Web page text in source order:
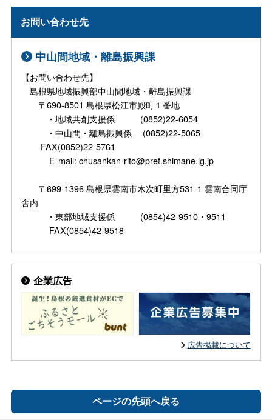
お問い合わせ先
中山間地域・離島振興課
【お問い合わせ先】
島根県地域振興部中山間地域・離島振興課
〒690-8501 島根県松江市殿町１番地
・地域共創支援係 (0852)22-6054
・中山間・離島振興係 (0852)22-5065
FAX(0852)22-5761
E-mail: chusankan-rito@pref.shimane.lg.jp
〒699-1396 島根県雲南市木次町里方531-1 雲南合同庁
舎内
・東部地域支援係 (0854)42-9510・9511
FAX(0854)42-9518
企業広告
広告掲載について
ページの先頭へ戻る